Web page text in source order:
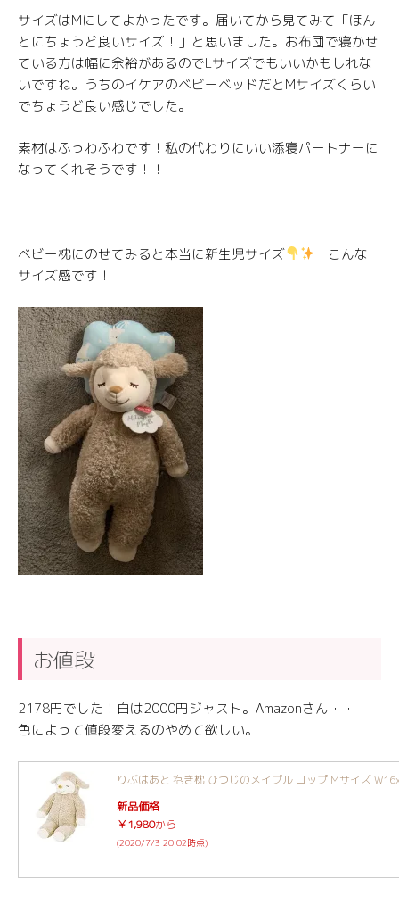
サイズはMにしてよかったです。届いてから見てみて「ほん
とにちょうど良いサイズ！」と思いました。お布団で寝かせ
ている方は幅に余裕があるのでLサイズでもいいかもしれな
いですね。うちのイケアのベビーベッドだとMサイズくらい
でちょうど良い感じでした。
素材はふっわふわです！私の代わりにいい添寝パートナーに
なってくれそうです！！
ベビー枕にのせてみると本当に新生児サイズ
こんな
サイズ感です！
お値段
2178円でした！白は2000円ジャスト。Amazonさん・・・
色によって値段変えるのやめて欲しい。
りぶはあと 抱き枕 ひつじのメイプル ロップ Mサイズ
新品価格
￥1,980から
(2020/7/3 20:02時点)